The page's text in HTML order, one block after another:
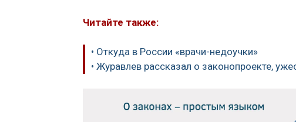
Читайте также:
• Откуда в России «врачи-недоучки»
• Журавлев рассказал о законопроекте,